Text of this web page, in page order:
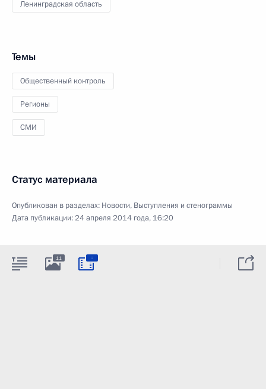
Ленинградская область
Темы
Общественный контроль
Регионы
СМИ
Статус материала
Опубликован в разделах: Новости, Выступления и стенограммы
Дата публикации:24 апреля 2014 года, 16:20
11 :